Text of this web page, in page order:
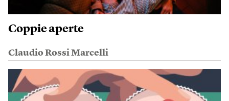
Coppie aperte
Claudio Rossi Marcelli